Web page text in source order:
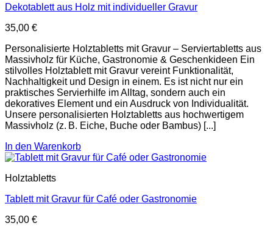
Dekotablett aus Holz mit individueller Gravur
35,00 €
Personalisierte Holztabletts mit Gravur – Serviertabletts aus
Massivholz für Küche, Gastronomie & Geschenkideen Ein
stilvolles Holztablett mit Gravur vereint Funktionalität,
Nachhaltigkeit und Design in einem. Es ist nicht nur ein
praktisches Servierhilfe im Alltag, sondern auch ein
dekoratives Element und ein Ausdruck von Individualität.
Unsere personalisierten Holztabletts aus hochwertigem
Massivholz (z. B. Eiche, Buche oder Bambus) [...]
In den Warenkorb
Holztabletts
Tablett mit Gravur für Café oder Gastronomie
35,00 €